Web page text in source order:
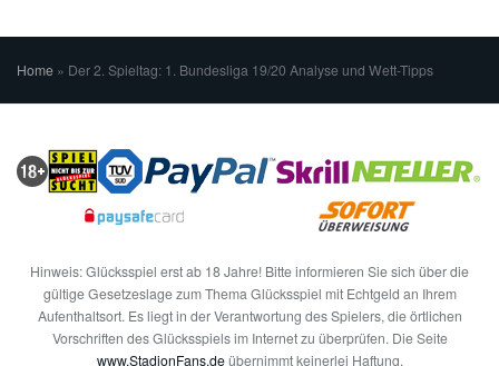
Home » Der 2. Spieltag: 1. Bundesliga 19/20 Analyse und Wett-Tipps
Hinweis: Glücksspiel erst ab 18 Jahre! Bitte informieren Sie sich über die
gültige Gesetzeslage zum Thema Glücksspiel mit Echtgeld an Ihrem
Aufenthaltsort. Es liegt in der Verantwortung des Spielers, die örtlichen
Vorschriften des Glücksspiels im Internet zu überprüfen. Die Seite
www.StadionFans.deübernimmt keinerlei Haftung.